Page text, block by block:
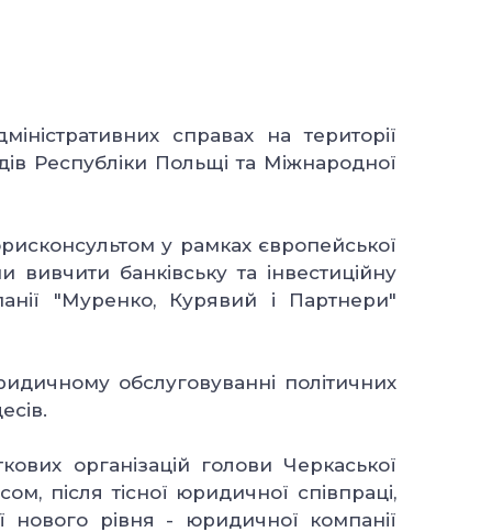
справах на території
Республіки Польщі та Міжнародної
у рамках європейської
банківську та інвестиційну
"Муренко, Курявий і Партнери"
обслуговуванні політичних
організацій голови Черкаської
після тісної юридичної співпраці,
нового рівня - юридичної компанії